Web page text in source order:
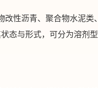
改性沥青、聚合物水泥类
态与形式，可分为溶剂